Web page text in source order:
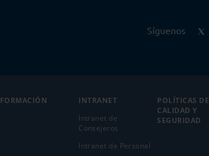
Síguenos
FORMACIÓN
INTRANET
Intranet de
Consejeros
Intranet de Personal
POLÍTICAS DE
CALIDAD Y
SEGURIDAD